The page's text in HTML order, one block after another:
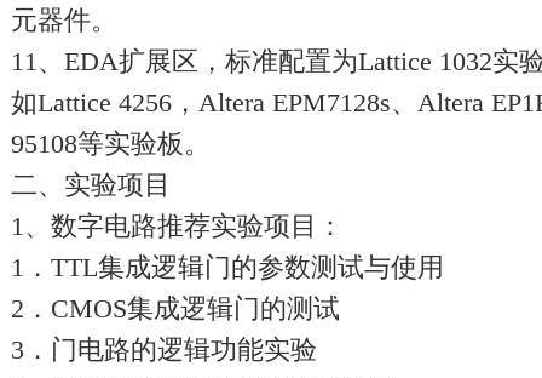
元器件。
11、EDA扩展区，标准配置为Lattice 1032实
如Lattice 4256，Altera EPM7128s、Altera
95108等实验板。
二、实验项目
1、数字电路推荐实验项目：
1．TTL集成逻辑门的参数测试与使用
2．CMOS集成逻辑门的测试
3．门电路的逻辑功能实验